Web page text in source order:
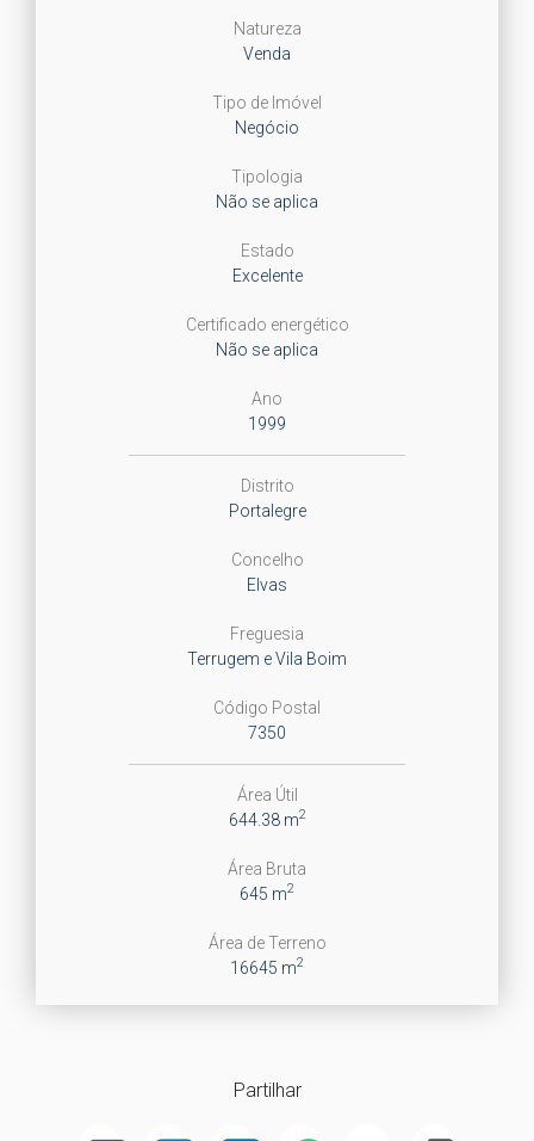
Natureza
Venda
Tipo de Imóvel
Negócio
Tipologia
Não se aplica
Estado
Excelente
Certificado energético
Não se aplica
Ano
1999
Distrito
Portalegre
Concelho
Elvas
Freguesia
Terrugem e Vila Boim
Código Postal
7350
Área Útil
644.38 m2
Área Bruta
645 m2
Área de Terreno
16645 m2
Partilhar